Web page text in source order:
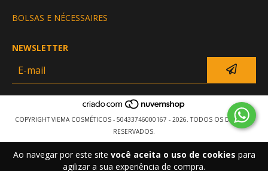
Ao navegar por este site você aceita o uso de cookies para
agilizar a sua experiência de compra.
BOLSAS E NÉCESSAIRES
NEWSLETTER
COPYRIGHT VIEMA COSMÉTICOS - 50433746000167 - 2026. TODOS OS DIREITOS
RESERVADOS.